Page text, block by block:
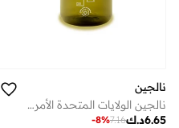
نالجين
نالجين الولايات المتحدة الأمريكية 1 لتر زيتون مستدام واسع الفم
د.ك6.65
7.16
-8%